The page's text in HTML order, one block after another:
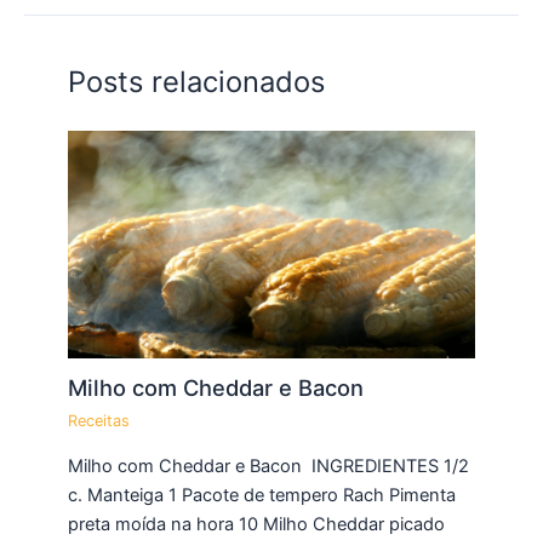
Posts relacionados
Milho com Cheddar e Bacon
Receitas
Milho com Cheddar e Bacon INGREDIENTES 1/2
c. Manteiga 1 Pacote de tempero Rach Pimenta
preta moída na hora 10 Milho Cheddar picado